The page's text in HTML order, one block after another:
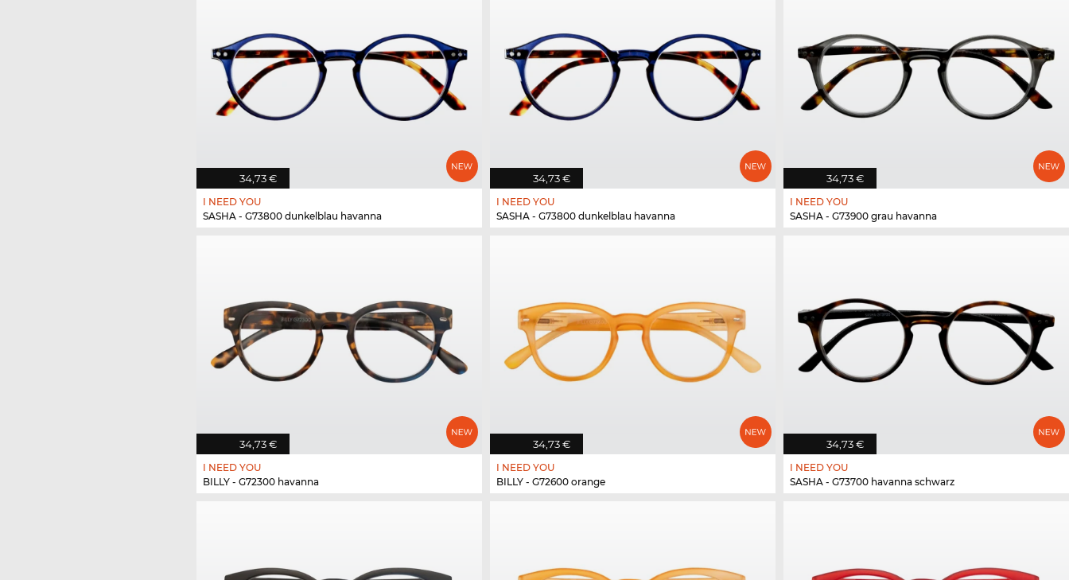
34,73 €
I NEED YOU
SASHA - G73800 dunkelblau havanna
34,73 €
I NEED YOU
SASHA - G73800 dunkelblau havanna
34,73 €
I NEED YOU
SASHA - G73900 grau havanna
34,73 €
I NEED YOU
BILLY - G72300 havanna
34,73 €
I NEED YOU
BILLY - G72600 orange
34,73 €
I NEED YOU
SASHA - G73700 havanna schwarz